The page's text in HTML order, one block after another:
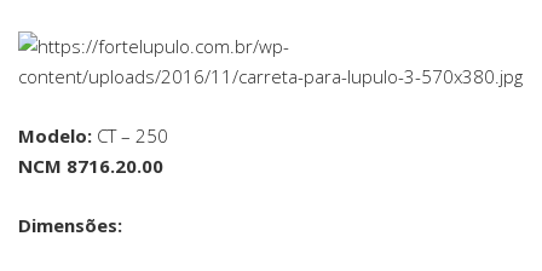
Modelo: CT – 250
NCM 8716.20.00
Dimensões: